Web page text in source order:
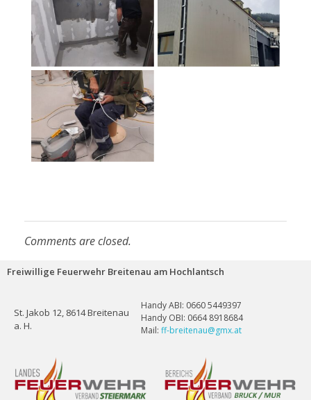
Comments are closed.
Freiwillige Feuerwehr Breitenau am Hochlantsch
St. Jakob 12, 8614 Breitenau
a. H.
Handy ABI: 0660 5449397
Handy OBI: 0664 8918684
Mail: ff-breitenau@gmx.at